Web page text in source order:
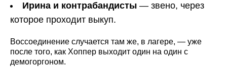
Ирина и контрабандисты — звено, через
которое проходит выкуп.
Воссоединение случается там же, в лагере, — уже
после того, как Хоппер выходит один на один с
демогоргоном.